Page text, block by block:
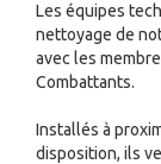
Les équipes
nettoyage de
avec les
Combattants.
Installés à
disposition, ils